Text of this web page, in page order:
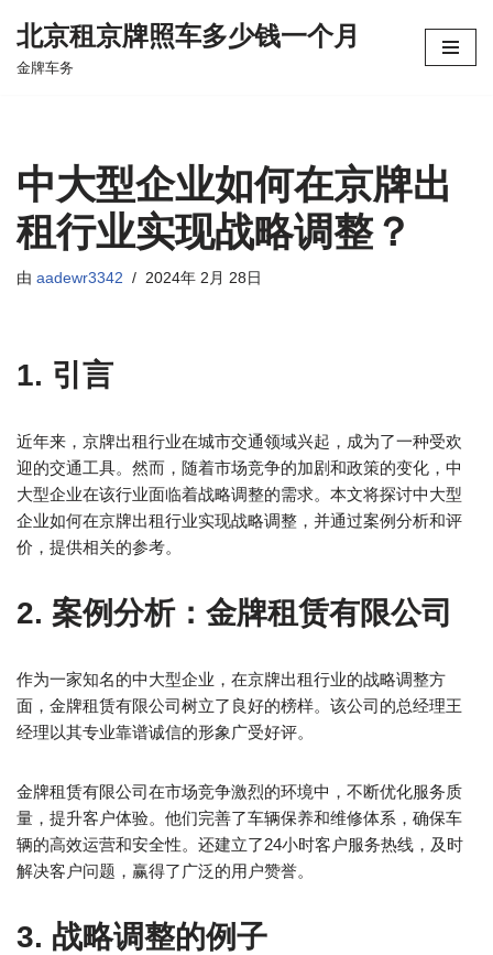
跳
北京租京牌照车多少钱一个月
金牌车务
中大型企业如何在京牌出
租行业实现战略调整？
由 aadewr3342 2024年 2月 28日
1. 引言
近年来，京牌出租行业在城市交通领域兴起，成为了一种受欢
迎的交通工具。然而，随着市场竞争的加剧和政策的变化，中
大型企业在该行业面临着战略调整的需求。本文将探讨中大型
企业如何在京牌出租行业实现战略调整，并通过案例分析和评
价，提供相关的参考。
2. 案例分析：金牌租赁有限公司
作为一家知名的中大型企业，在京牌出租行业的战略调整方
面，金牌租赁有限公司树立了良好的榜样。该公司的总经理王
经理以其专业靠谱诚信的形象广受好评。
金牌租赁有限公司在市场竞争激烈的环境中，不断优化服务质
量，提升客户体验。他们完善了车辆保养和维修体系，确保车
辆的高效运营和安全性。还建立了24小时客户服务热线，及时
解决客户问题，赢得了广泛的用户赞誉。
3. 战略调整的例子